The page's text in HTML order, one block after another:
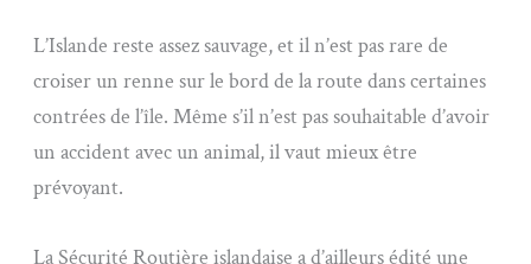
L’Islande reste assez sauvage, et il n’est pas rare de
croiser un renne sur le bord de la route dans certaines
contrées de l’île. Même s’il n’est pas souhaitable d’avoir
un accident avec un animal, il vaut mieux être
prévoyant.
La Sécurité Routière islandaise a d’ailleurs édité une